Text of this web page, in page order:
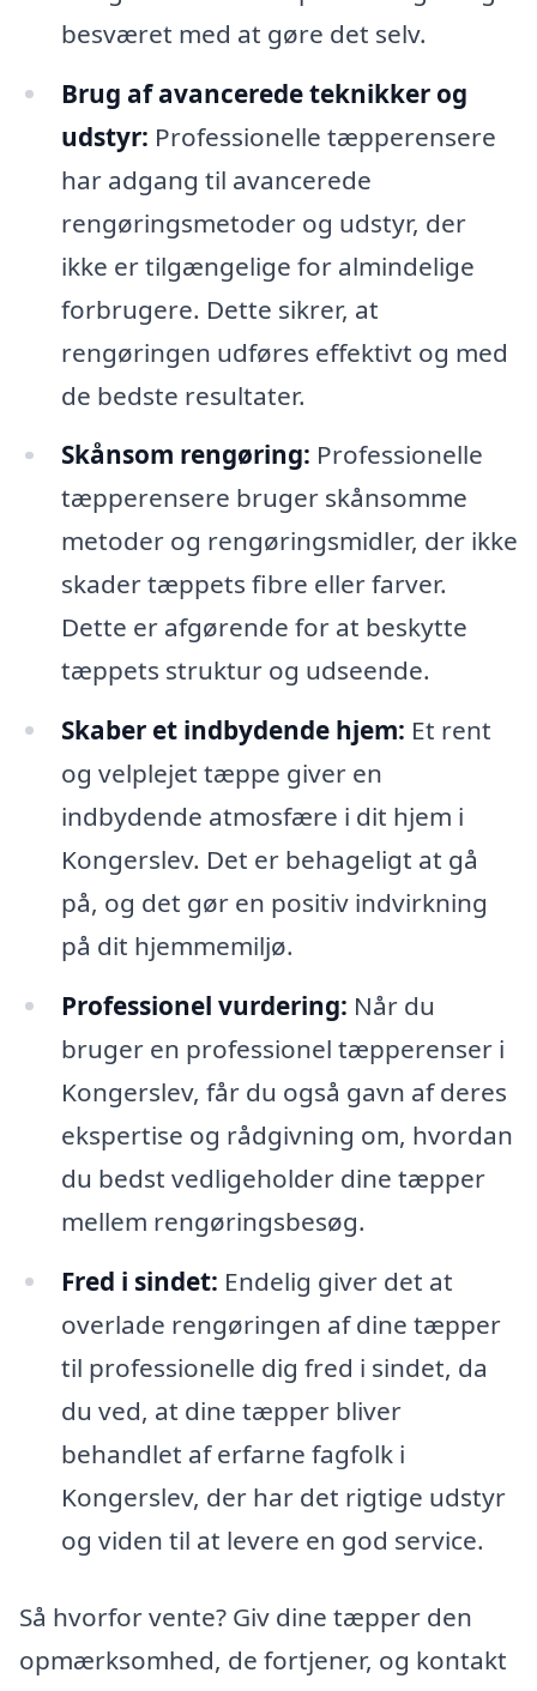
besværet med at gøre det selv.
Brug af avancerede teknikker og
udstyr: Professionelle tæpperensere
har adgang til avancerede
rengøringsmetoder og udstyr, der
ikke er tilgængelige for almindelige
forbrugere. Dette sikrer, at
rengøringen udføres effektivt og med
de bedste resultater.
Skånsom rengøring: Professionelle
tæpperensere bruger skånsomme
metoder og rengøringsmidler, der ikke
skader tæppets fibre eller farver.
Dette er afgørende for at beskytte
tæppets struktur og udseende.
Skaber et indbydende hjem: Et rent
og velplejet tæppe giver en
indbydende atmosfære i dit hjem i
Kongerslev. Det er behageligt at gå
på, og det gør en positiv indvirkning
på dit hjemmemiljø.
Professionel vurdering: Når du
bruger en professionel tæpperenser i
Kongerslev, får du også gavn af deres
ekspertise og rådgivning om, hvordan
du bedst vedligeholder dine tæpper
mellem rengøringsbesøg.
Fred i sindet: Endelig giver det at
overlade rengøringen af dine tæpper
til professionelle dig fred i sindet, da
du ved, at dine tæpper bliver
behandlet af erfarne fagfolk i
Kongerslev, der har det rigtige udstyr
og viden til at levere en god service.
Så hvorfor vente? Giv dine tæpper den
opmærksomhed, de fortjener, og kontakt